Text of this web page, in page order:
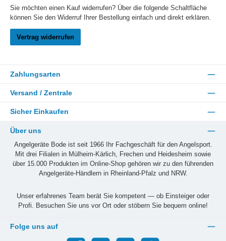
Sie möchten einen Kauf widerrufen? Über die folgende Schaltfläche
können Sie den Widerruf Ihrer Bestellung einfach und direkt erklären.
Vertrag widerrufen
Zahlungsarten
Versand / Zentrale
Sicher Einkaufen
Über uns
Angelgeräte Bode ist seit 1966 Ihr Fachgeschäft für den Angelsport.
Mit drei Filialen in Mülheim-Kärlich, Frechen und Heidesheim sowie
über 15.000 Produkten im Online-Shop gehören wir zu den führenden
Angelgeräte-Händlern in Rheinland-Pfalz und NRW.
Unser erfahrenes Team berät Sie kompetent — ob Einsteiger oder
Profi. Besuchen Sie uns vor Ort oder stöbern Sie bequem online!
Folge uns auf